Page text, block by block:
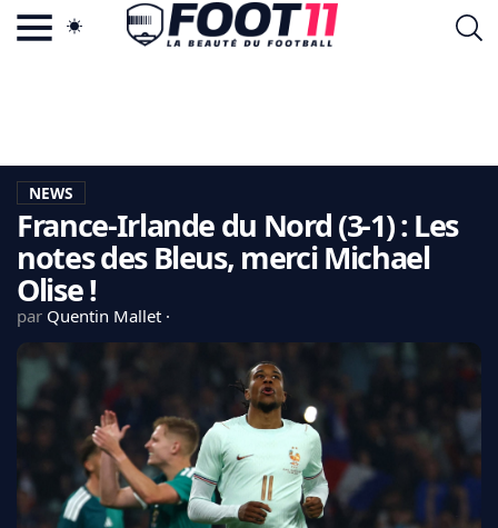
LA CHARTE
VIE PRIVÉE
CGU
CONTACTEZ-NOUS
MERCATO
CDM 2026
PSG
LIGUE 1
REAL MADRID
FC BARCELONE
NEWS
France-Irlande du Nord (3-1) : Les
notes des Bleus, merci Michael
Olise !
par Quentin Mallet